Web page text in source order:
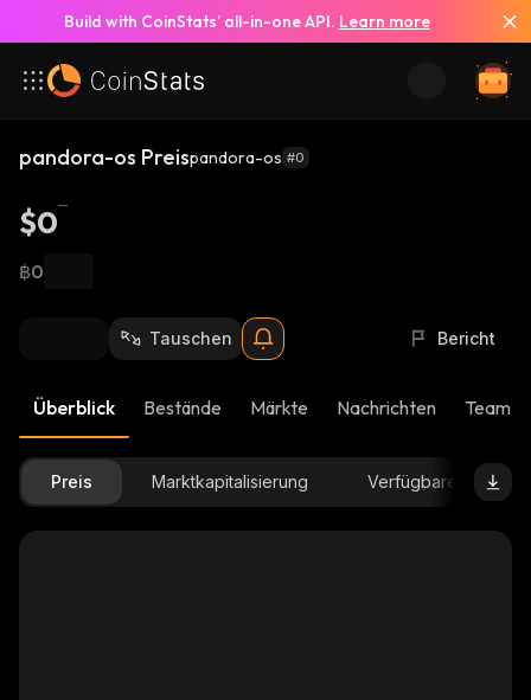
Build with CoinStats’ all-in-one API. Learn more
pandora-os Preispandora-os #0
$0
฿0
Tauschen Bericht
Überblick Bestände Märkte Nachrichten Team-
Preis Marktkapitalisierung Verfügbare Menge